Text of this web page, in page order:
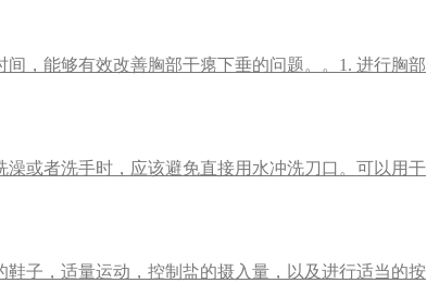
，能够有效改善胸部干瘪下垂的问题。。1. 进行胸部
或者洗手时，应该避免直接用水冲洗刀口。可以用干
子，适量运动，控制盐的摄入量，以及进行适当的按